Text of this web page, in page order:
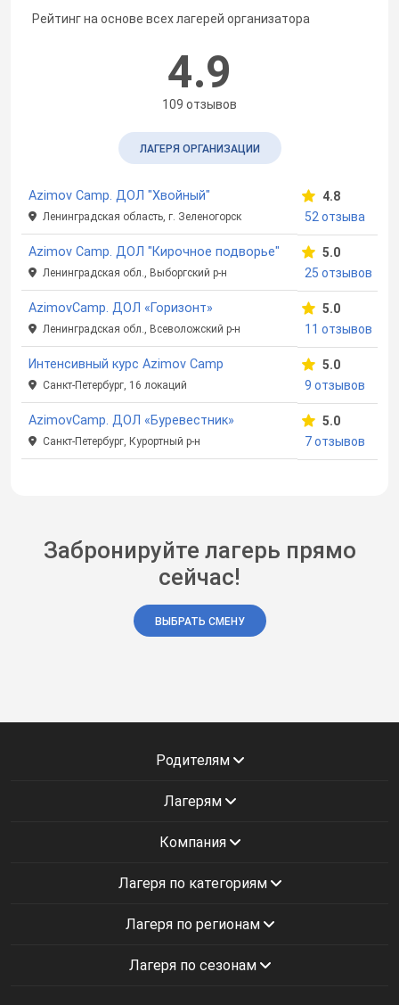
Рейтинг на основе всех лагерей организатора
4.9
109 отзывов
ЛАГЕРЯ ОРГАНИЗАЦИИ
Azimov Camp. ДОЛ "Хвойный"
Ленинградская область, г. Зеленогорск
4.8
52 отзыва
Azimov Camp. ДОЛ "Кирочное подворье"
Ленинградская обл., Выборгский р-н
5.0
25 отзывов
AzimovCamp. ДОЛ «Горизонт»
Ленинградская обл., Всеволожский р-н
5.0
11 отзывов
Интенсивный курс Azimov Camp
Санкт-Петербург, 16 локаций
5.0
9 отзывов
AzimovCamp. ДОЛ «Буревестник»
Санкт-Петербург, Курортный р-н
5.0
7 отзывов
Забронируйте лагерь прямо
сейчас!
ВЫБРАТЬ СМЕНУ
Родителям
Лагерям
Компания
Лагеря по категориям
Лагеря по регионам
Лагеря по сезонам